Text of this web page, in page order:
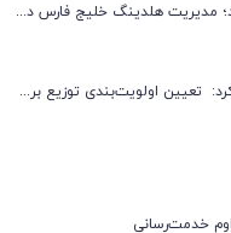
شایعه تغییر وزیر نفت رد شد؛ مدیریت هلدینگ خلیج فارس در انتظار تعیین تکلیف
هلدینگ خلیج‌فارس تاکید کرد: تعیین اولویت‌بندی توزیع برق پتروشیمی‌ها، صرفا با شرکت ملی صنایع پتروشیمی ایران است
خدمت‌رسانی